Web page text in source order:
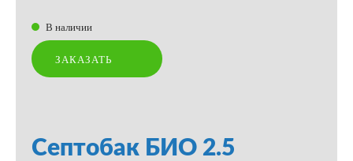
В наличии
ЗАКАЗАТЬ
Септобак БИО 2.5